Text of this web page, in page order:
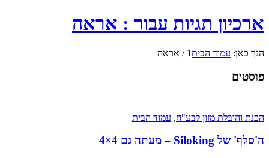
ארכיון תגיות עבור : אראה
הנך כאן: עמוד הבית1
/ אראה
פוסטים
הכנת והובלת מזון לבע"ח, עמוד הבית
ה'סלף' של Siloking – מעתה גם 4×4